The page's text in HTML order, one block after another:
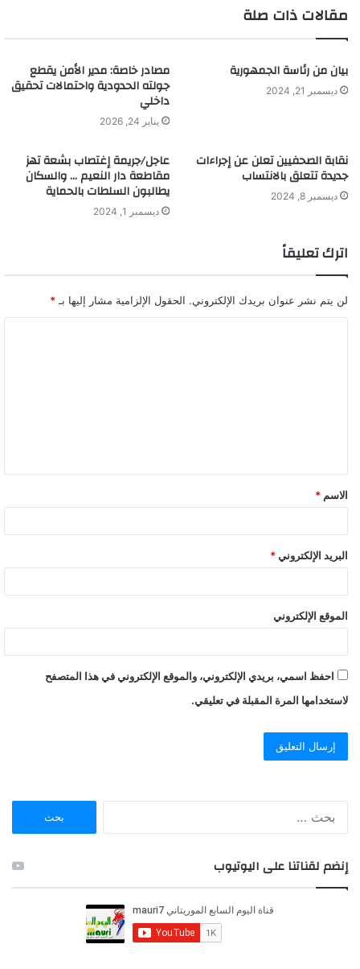
مقالات ذات صلة
بيان من رئاسة الجمهورية
ديسمبر 21, 2024
مصادر خاصة: مدير الأمن يقطع
جولته الحدودية واحتمالات تحقيق
داخلي
يناير 24, 2026
نقابة الصحفيين تعلن عن إجراءات
جديدة تتعلق بالانتساب
ديسمبر 8, 2024
عاجل/جريمة إغتصاب بشعة تهز
مقاطعة دار النعيم … والسكان
يطالبون السلطات بالحماية
ديسمبر 1, 2024
اترك تعليقاً
لن يتم نشر عنوان بريدك الإلكتروني. الحقول الإلزامية مشار إليها بـ *
ق
*
الاسم *
البريد الإلكتروني *
الموقع الإلكتروني
احفظ اسمي، بريدي الإلكتروني، والموقع الإلكتروني في هذا المتصفح
لاستخدامها المرة المقبلة في تعليقي.
ن
:
إنضم لقناتنا على اليوتيوب